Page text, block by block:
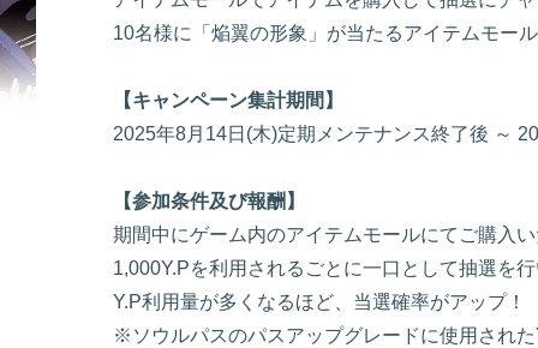
10名様に「焔翼の形象」が当たるアイテムモー
【キャンペーン集計期間】
2025年8月14日(木)定期メンテナンス終了後 ～
【参加条件及び報酬】
期間中にゲーム内のアイテムモールにてご購入
1,000Y.Pを利用されるごとに一口として抽選を
Y.P利用量が多くなるほど、当選確率がアップ！
※ソウルパスのパスアップグレードに使用され